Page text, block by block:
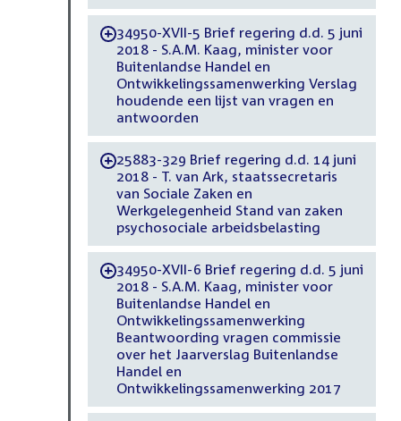
-34950-XVII-5 Brief regering d.d. 5 juni
2018 - S.A.M. Kaag, minister voor
Buitenlandse Handel en
Ontwikkelingssamenwerking Verslag
houdende een lijst van vragen en
antwoorden
-25883-329 Brief regering d.d. 14 juni
2018 - T. van Ark, staatssecretaris
van Sociale Zaken en
Werkgelegenheid Stand van zaken
psychosociale arbeidsbelasting
-34950-XVII-6 Brief regering d.d. 5 juni
2018 - S.A.M. Kaag, minister voor
Buitenlandse Handel en
Ontwikkelingssamenwerking
Beantwoording vragen commissie
over het Jaarverslag Buitenlandse
Handel en
Ontwikkelingssamenwerking 2017